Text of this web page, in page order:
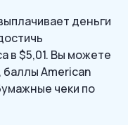
деньги
в $5,01. Вы можете
баллы American
чеки по